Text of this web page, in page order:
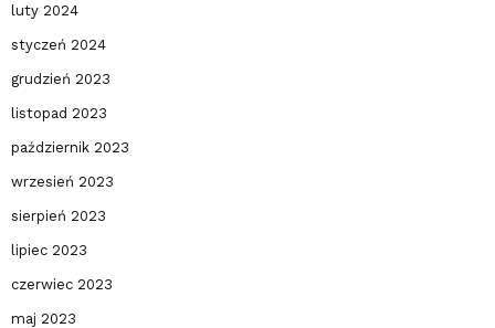
luty 2024
styczeń 2024
grudzień 2023
listopad 2023
październik 2023
wrzesień 2023
sierpień 2023
lipiec 2023
czerwiec 2023
maj 2023